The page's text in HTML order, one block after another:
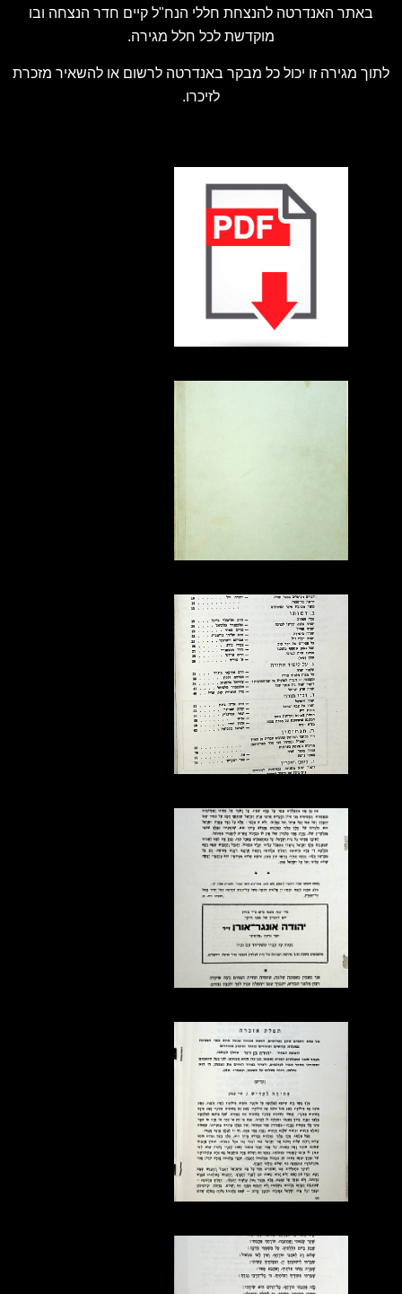
באתר האנדרטה להנצחת חללי הנח"ל קיים חדר הנצחה ובו
מוקדשת לכל חלל מגירה.
לתוך מגירה זו יכול כל מבקר באנדרטה לרשום או להשאיר מזכרת
לזיכרו.